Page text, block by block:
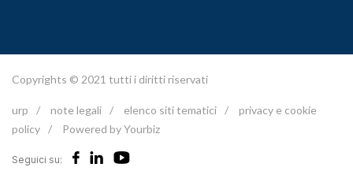
Copyrights © 2021 tutti i diritti riservati
urp / note legali / elenco siti tematici /
privacy e cookie
policy / Powered by Yourbiz
Seguici su: